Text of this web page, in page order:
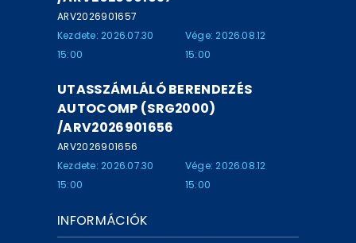
ARV2026901657
Kezdete: 2026.07.30
15:00
Vége: 2026.08.12
15:00
UTASSZÁMLÁLÓ BERENDEZÉS
AUTOCOMP (SRG2000)
/ARV2026901656
ARV2026901656
Kezdete: 2026.07.30
15:00
Vége: 2026.08.12
15:00
INFORMÁCIÓK